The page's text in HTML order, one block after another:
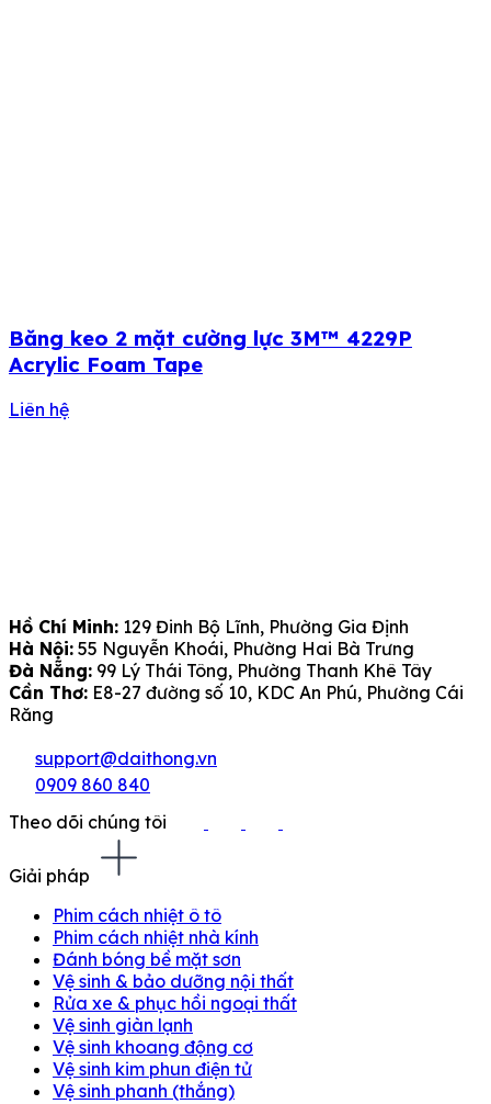
Băng keo 2 mặt cường lực 3M™ 4229P
Acrylic Foam Tape
Liên hệ
Hồ Chí Minh: 129 Đinh Bộ Lĩnh, Phường Gia Định
Hà Nội: 55 Nguyễn Khoái, Phường Hai Bà Trưng
Đà Nẵng: 99 Lý Thái Tông, Phường Thanh Khê Tây
Cần Thơ: E8-27 đường số 10, KDC An Phú, Phường Cái
Răng
support@daithong.vn
0909 860 840
Theo dõi chúng tôi
Giải pháp
Phim cách nhiệt ô tô
Phim cách nhiệt nhà kính
Đánh bóng bề mặt sơn
Vệ sinh & bảo dưỡng nội thất
Rửa xe & phục hồi ngoại thất
Vệ sinh giàn lạnh
Vệ sinh khoang động cơ
Vệ sinh kim phun điện tử
Vệ sinh phanh (thắng)